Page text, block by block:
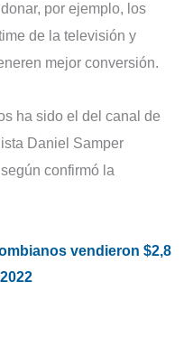
por ejemplo, los
de la televisión y
mejor conversión.
ha sido el del canal de
Daniel Samper
confirmó la
vendieron $2,8